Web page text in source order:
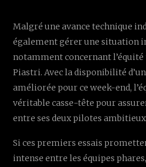
Malgré une avance technique
également gérer une situation
notamment concernant
Piastri. Avec la disponibilité
améliorée pour ce week-end,
véritable casse-tête pour
entre ses deux pilotes
Si ces premiers essais
intense entre les équipes